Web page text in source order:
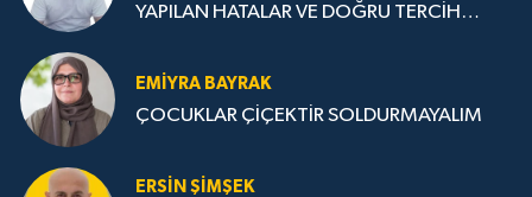
YAPILAN HATALAR VE DOĞRU TERCİH
EMIYRA BAYRAK
ÇOCUKLAR ÇİÇEKTİR SOLDURMAYALIM
ERSIN ŞIMŞEK